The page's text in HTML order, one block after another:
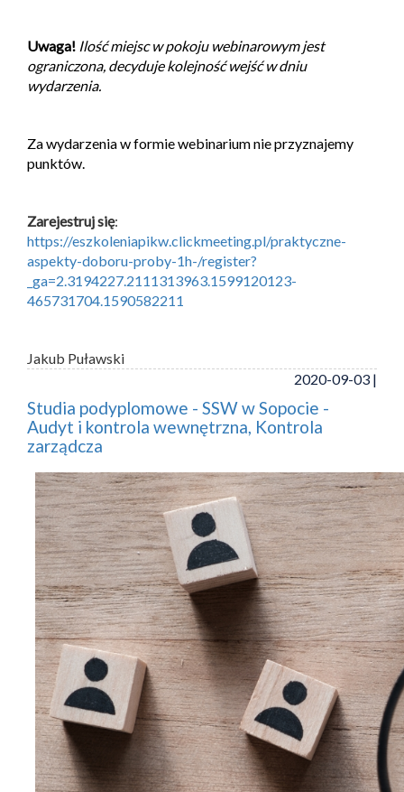
Uwaga! Ilość miejsc w pokoju webinarowym jest
ograniczona, decyduje kolejność wejść w dniu
wydarzenia.
Za wydarzenia w formie webinarium nie przyznajemy
punktów.
Zarejestruj się:
https://eszkoleniapikw.clickmeeting.pl/praktyczne-
aspekty-doboru-proby-1h-/register?
_ga=2.3194227.2111313963.1599120123-
465731704.1590582211
Jakub Puławski
2020-09-03 |
Studia podyplomowe - SSW w Sopocie -
Audyt i kontrola wewnętrzna, Kontrola
zarządcza